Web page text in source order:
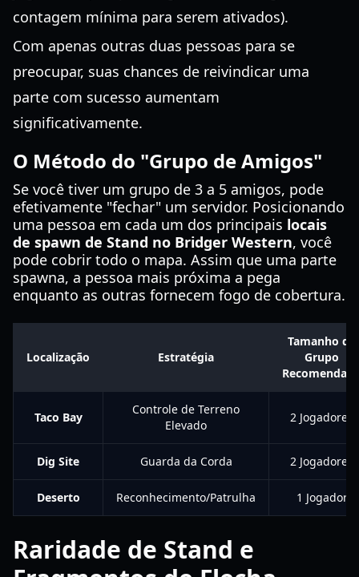
contagem mínima para serem ativados).
Com apenas outras duas pessoas para se
preocupar, suas chances de reivindicar uma
parte com sucesso aumentam
significativamente.
O Método do "Grupo de Amigos"
Se você tiver um grupo de 3 a 5 amigos, pode
efetivamente "fechar" um servidor. Posicionando
uma pessoa em cada um dos principais locais
de spawn de Stand no Bridger Western, você
pode cobrir todo o mapa. Assim que uma parte
spawna, a pessoa mais próxima a pega
enquanto as outras fornecem fogo de cobertura.
Localização Estratégia
Tamanho de
Grupo
Taco Bay
Controle de Terreno
Elevado
2 Jogadores
Dig Site Guarda da Corda 2 Jogadores
Deserto Reconhecimento/Patrulha 1 Jogador
Raridade de Stand e